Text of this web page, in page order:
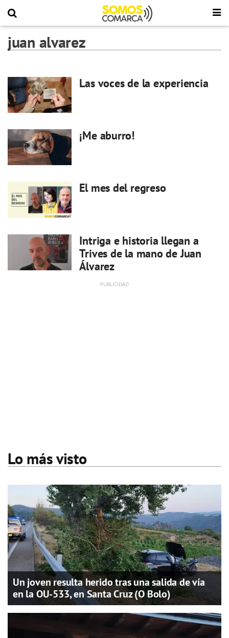
juan alvarez
Las voces de la experiencia
¡Me aburro!
El mes del regreso
Intriga e historia llegan a
Trives de la mano de Juan
Álvarez
Lo más visto
Un joven resulta herido tras una salida de vía
en la OU-533, en Santa Cruz (O Bolo)